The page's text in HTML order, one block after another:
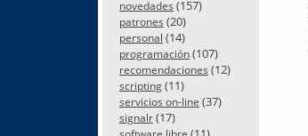
novedades (157)
patrones (20)
personal (14)
programación(107)
recomendaciones (12)
scripting(11)
servicios on-line (37)
signalr(17)